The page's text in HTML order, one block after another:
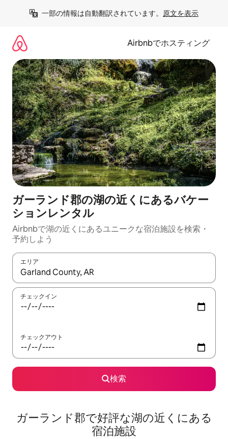
一部の情報は自動翻訳されています。 原文を表示
Airbnbでホスティング
ガーランド郡の湖の近くにあるバケー
ションレンタル
Airbnbで湖の近くにあるユニークな宿泊施設を検索・
予約しよう
エリア
検索結果が表示されたら、上下の矢印キーを使って移動するか
チェックイン
チェックアウト
検索
ガーランド郡で好評な湖の近くにある
宿泊施設